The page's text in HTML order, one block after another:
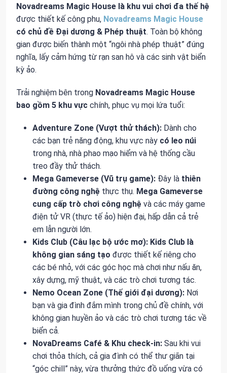
Novadreams Magic House là khu vui chơi đa thế hệ
được thiết kế công phu, Novadreams Magic House
có chủ đề Đại dương & Phép thuật. Toàn bộ không
gian được biến thành một “ngôi nhà phép thuật” đúng
nghĩa, lấy cảm hứng từ rạn san hô và các sinh vật biển
kỳ ảo.
Trải nghiệm bên trong Novadreams Magic House
bao gồm 5 khu vực chính, phục vụ mọi lứa tuổi:
Adventure Zone (Vượt thử thách): Dành cho
các bạn trẻ năng động, khu vực này có leo núi
trong nhà, nhà phao mạo hiểm và hệ thống cầu
treo đầy thử thách.
Mega Gameverse (Vũ trụ game): Đây là thiên
đường công nghệ thực thụ. Mega Gameverse
cung cấp trò chơi công nghệ và các máy game
điện tử VR (thực tế ảo) hiện đại, hấp dẫn cả trẻ
em lẫn người lớn.
Kids Club (Câu lạc bộ ước mơ): Kids Club là
không gian sáng tạo được thiết kế riêng cho
các bé nhỏ, với các góc học mà chơi như nấu ăn,
xây dựng, mỹ thuật, và các trò chơi tương tác.
Nemo Ocean Zone (Thế giới đại dương): Nơi
bạn và gia đình đắm mình trong chủ đề chính, với
không gian huyền ảo và các trò chơi tương tác về
biển cả.
NovaDreams Café & Khu check-in: Sau khi vui
chơi thỏa thích, cả gia đình có thể thư giãn tại
“góc chill” này, vừa thưởng thức đồ uống vừa có